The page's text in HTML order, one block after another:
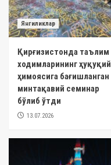
Янгиликлар
Қирғизистонда таълим
ходимларининг ҳуқуқий
ҳимоясига бағишланган
минтақавий семинар
бўлиб ўтди
13.07.2026